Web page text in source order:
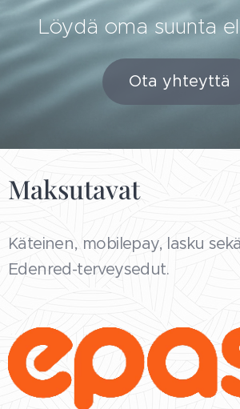
Löydä oma suunta
Ota yhteyttä
Maksutavat
Käteinen, mobilepay, lasku
Edenred-terveysedut.